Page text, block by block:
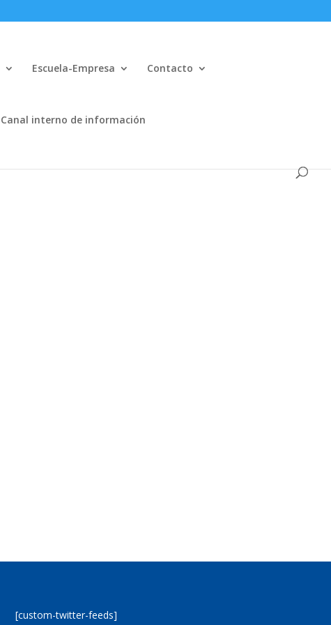
Escuela-Empresa Contacto
Canal interno de información
[custom-twitter-feeds]